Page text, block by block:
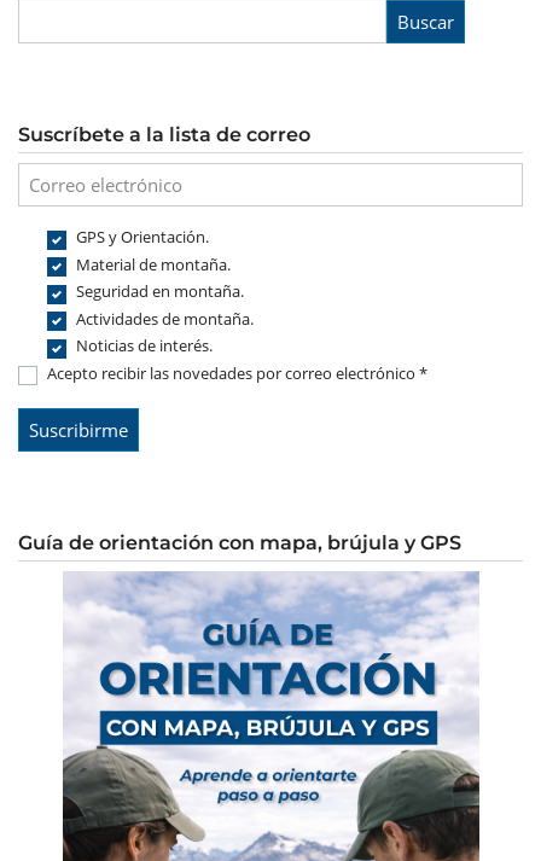
Buscar
Suscríbete a la lista de correo
GPS y Orientación.
Material de montaña.
Seguridad en montaña.
Actividades de montaña.
Noticias de interés.
Acepto recibir las novedades por correo electrónico *
Guía de orientación con mapa, brújula y GPS